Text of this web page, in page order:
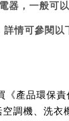
器，一般可
詳情可參閱以
《產品環保
調機、洗衣